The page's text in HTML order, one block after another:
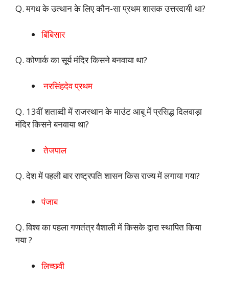
Q. मगध के उत्थान के लिए कौन-सा प्रथम शासक उत्तरदायी था?
बिंबिसार
Q. कोणार्क का सूर्य मंदिर किसने बनवाया था?
नरसिंहदेव प्रथम
Q. 13वीं शताब्दी में राजस्थान के माउंट आबू में प्रसिद्ध दिलवाड़ा
मंदिर किसने बनवाया था?
तेजपाल
Q. देश में पहली बार राष्ट्रपति शासन किस राज्य में लगाया गया?
पंजाब
Q. विश्‍व का पहला गणतंत्र वैशाली में किसके द्वारा स्‍थापित किया
गया ?
लिच्‍छवी